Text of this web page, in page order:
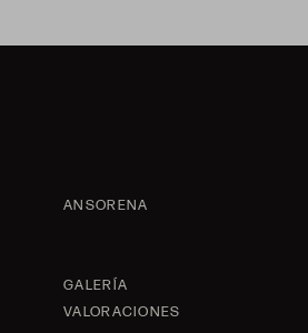
ANSORENA
GALERÍA
VALORACIONES